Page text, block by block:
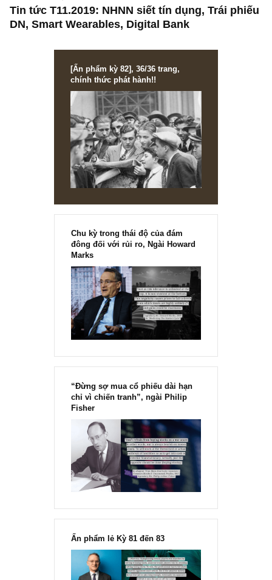
Tin tức T11.2019: NHNN siết tín dụng, Trái
DN, Smart Wearables, Digital Bank
[Ấn phẩm kỳ 82], 36/36 trang,
chính thức phát hành!!
Chu kỳ trong thái độ của đám
đông đối với rủi ro, Ngài Howard
Marks
“Đừng sợ mua cổ phiếu dài hạn
chỉ vì chiến tranh”, ngài Philip